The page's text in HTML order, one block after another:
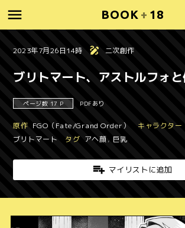
BOOK + 18
2023年7月26日14時 二次創作
ブリトマート、アストルフォ
ページ数 17 P PDFあり
原作 FGO（Fate/Grand Order） キャラクター
ブリトマート
タグ アヘ顔, 巨乳
マイリストに追加